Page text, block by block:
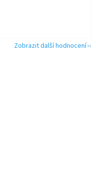
5 hvězdiček.
Zobrazit další hodnocení